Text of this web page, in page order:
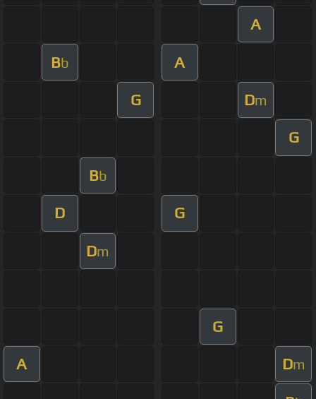
A
Bb A
G Dm
G
Bb
D G
Dm
G
A Dm